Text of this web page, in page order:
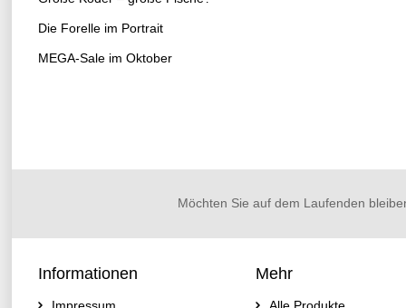
Die Forelle im Portrait
MEGA-Sale im Oktober
Möchten Sie auf dem Laufenden
Informationen Mehr